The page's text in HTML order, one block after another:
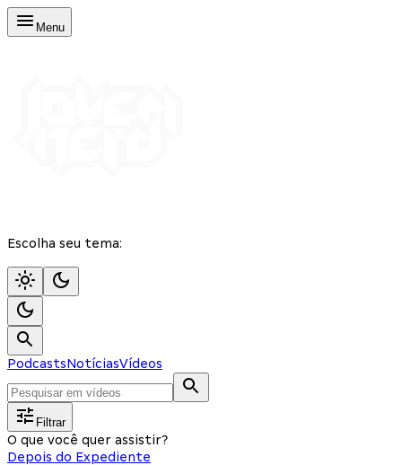
Menu
Escolha seu tema:
PodcastsNotíciasVídeos
Filtrar
O que você quer assistir?
Depois do Expediente